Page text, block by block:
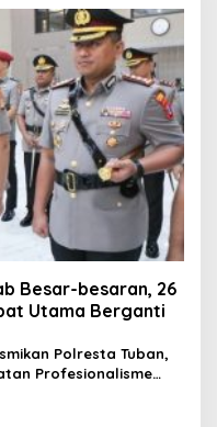
Besar-besaran, 26
Utama Berganti
Polresta Tuban,
Profesionalisme